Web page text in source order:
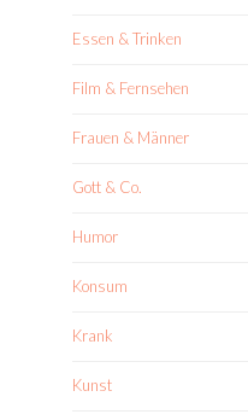
Essen & Trinken
Film & Fernsehen
Frauen & Männer
Gott & Co.
Humor
Konsum
Krank
Kunst